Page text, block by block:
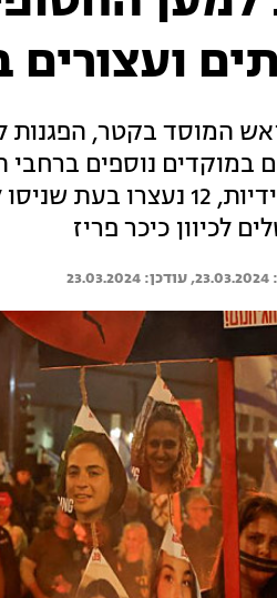
המוסד בקטר, הפגנות
במוקדים נוספים ברחבי
רה"מ קראו המוחים לבחירות
לכיוון כיכר פריז
23.03.2024
23.03.2024